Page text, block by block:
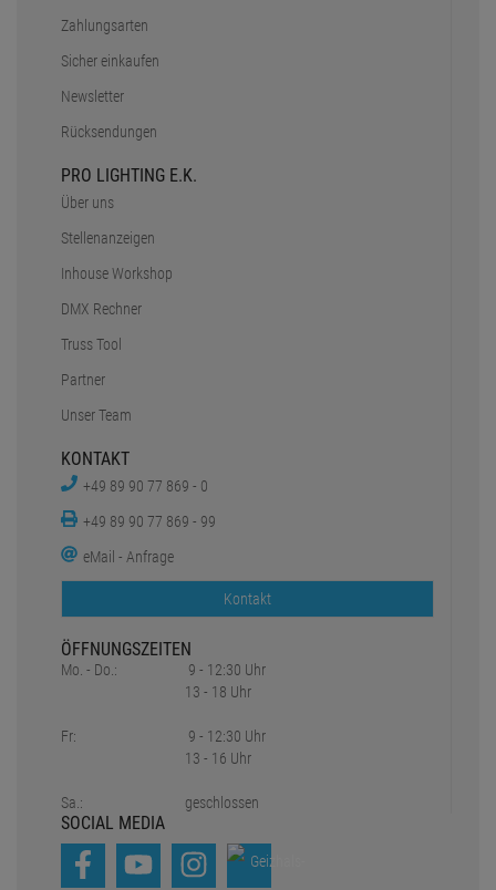
Zahlungsarten
Sicher einkaufen
Newsletter
Rücksendungen
PRO LIGHTING E.K.
Über uns
Stellenanzeigen
Inhouse Workshop
DMX Rechner
Truss Tool
Partner
Unser Team
KONTAKT
+49 89 90 77 869 - 0
+49 89 90 77 869 - 99
eMail - Anfrage
Kontakt
ÖFFNUNGSZEITEN
Mo. - Do.:
Fr:
Sa.:
9 - 12:30 Uhr
13 - 18 Uhr
9 - 12:30 Uhr
13 - 16 Uhr
geschlossen
SOCIAL MEDIA